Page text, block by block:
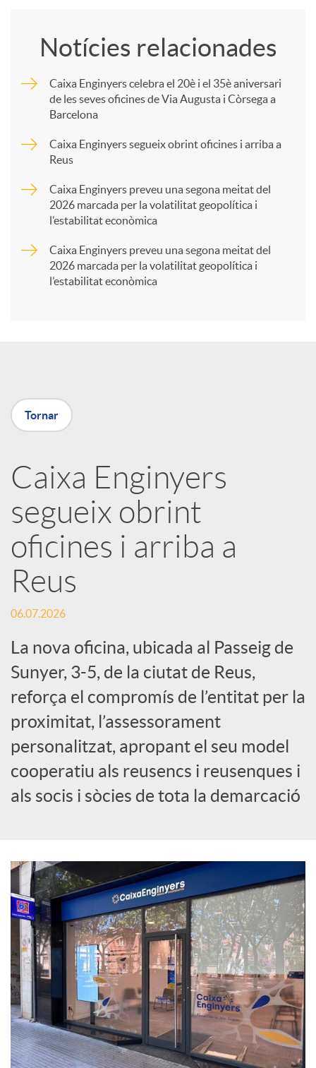
t
X
a
r
x
e
s
S
o
c
a
l
s
Notícies relacionades
Caixa Enginyers celebra el 20è i el 35è aniversari
de les seves oficines de Via Augusta i Còrsega a
Barcelona
Caixa Enginyers segueix obrint oficines i arriba a
Reus
Caixa Enginyers preveu una segona meitat del
2026 marcada per la volatilitat geopolítica i
l’estabilitat econòmica
Caixa Enginyers preveu una segona meitat del
2026 marcada per la volatilitat geopolítica i
l’estabilitat econòmica
Tornar
Caixa Enginyers
segueix obrint
oficines i arriba a
Reus
06.07.2026
La nova oficina, ubicada al Passeig de
Sunyer, 3-5, de la ciutat de Reus,
reforça el compromís de l’entitat per la
proximitat, l’assessorament
personalitzat, apropant el seu model
cooperatiu als reusencs i reusenques i
als socis i sòcies de tota la demarcació